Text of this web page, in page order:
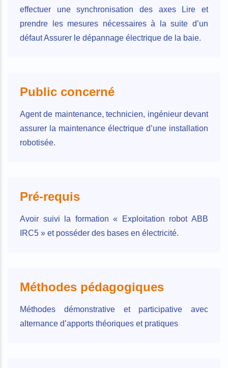
effectuer une synchronisation des axes Lire et
prendre les mesures nécessaires à la suite d’un
défaut Assurer le dépannage électrique de la baie.
Public concerné
Agent de maintenance, technicien, ingénieur devant
assurer la maintenance électrique d’une installation
robotisée.
Pré-requis
Avoir suivi la formation « Exploitation robot ABB
IRC5 » et posséder des bases en électricité.
Méthodes pédagogiques
Méthodes démonstrative et participative avec
alternance d’apports théoriques et pratiques